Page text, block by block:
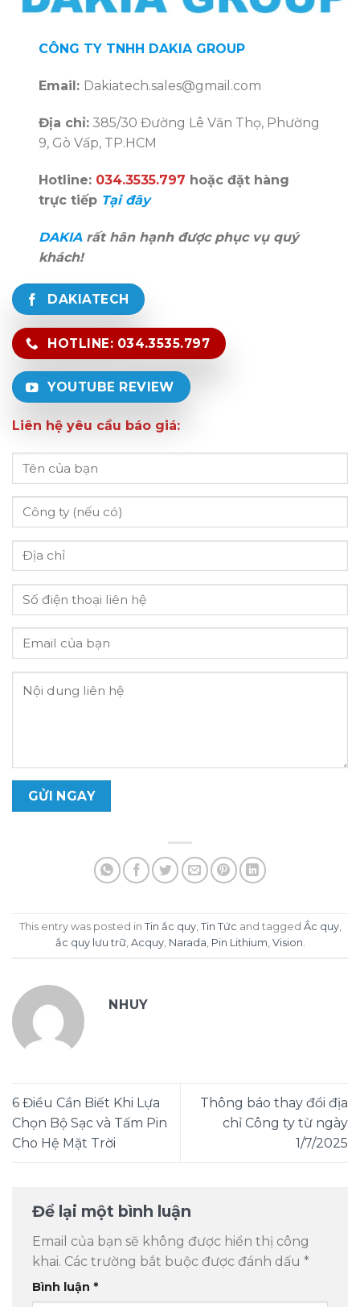
CÔNG TY TNHH DAKIA GROUP
Email: Dakiatech.sales@gmail.com
Địa chỉ: 385/30 Đường Lê Văn Thọ, Phường
9, Gò Vấp, TP.HCM
Hotline: 034.3535.797 hoặc đặt hàng
trực tiếp Tại đây
DAKIArất hân hạnh được phục vụ quý
khách!
DAKIATECH
HOTLINE: 034.3535.797
YOUTUBE REVIEW
Liên hệ yêu cầu báo giá:
This entry was posted in Tin ắc quy, Tin Tức and tagged Ắc quy,
ắc quy lưu trữ, Acquy, Narada, Pin Lithium, Vision.
NHUY
6 Điều Cần Biết Khi Lựa
Chọn Bộ Sạc và Tấm Pin
Cho Hệ Mặt Trời
Thông báo thay đổi địa
chỉ Công ty từ ngày
1/7/2025
Để lại một bình luận
Email của bạn sẽ không được hiển thị công
khai. Các trường bắt buộc được đánh dấu *
Bình luận *